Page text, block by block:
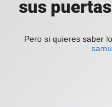
sus
Pero si quieres saber